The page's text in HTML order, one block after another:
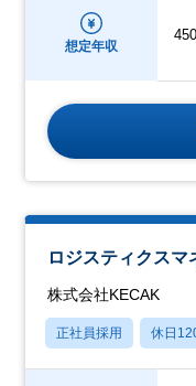
想定年収
ロジスティクスマ
株式会社KECAK
正社員採用 休日